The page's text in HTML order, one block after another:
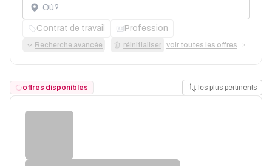
Contrat de travail Profession
Recherche avancée réinitialiser voir toutes les offres
offres disponibles les plus pertinents